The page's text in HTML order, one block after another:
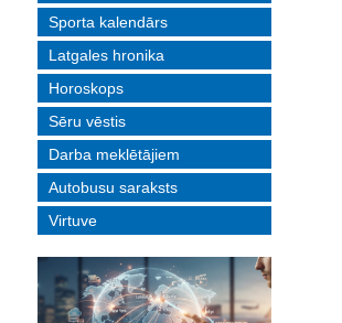
Sporta kalendārs
Latgales hronika
Horoskops
Sēru vēstis
Darba meklētājiem
Autobusu saraksts
Virtuve